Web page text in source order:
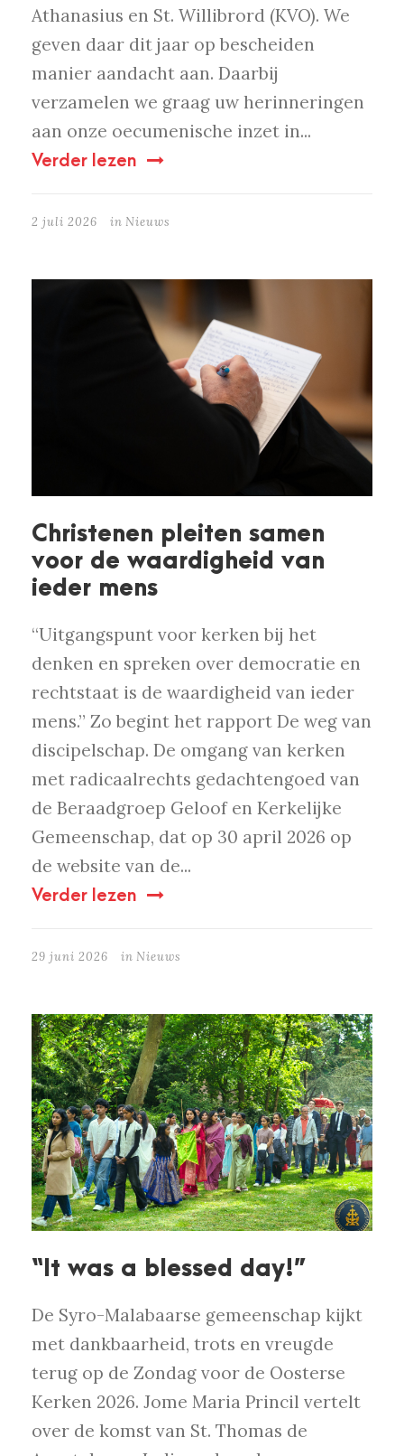
Athanasius en St. Willibrord (KVO). We
geven daar dit jaar op bescheiden
manier aandacht aan. Daarbij
verzamelen we graag uw herinneringen
aan onze oecumenische inzet in...
Verder lezen
2 juli 2026 in Nieuws
Christenen pleiten samen
voor de waardigheid van
ieder mens
“Uitgangspunt voor kerken bij het
denken en spreken over democratie en
rechtstaat is de waardigheid van ieder
mens.” Zo begint het rapport De weg van
discipelschap. De omgang van kerken
met radicaalrechts gedachtengoed van
de Beraadgroep Geloof en Kerkelijke
Gemeenschap, dat op 30 april 2026 op
de website van de...
Verder lezen
29 juni 2026 in Nieuws
“It was a blessed day!”
De Syro-Malabaarse gemeenschap kijkt
met dankbaarheid, trots en vreugde
terug op de Zondag voor de Oosterse
Kerken 2026. Jome Maria Princil vertelt
over de komst van St. Thomas de